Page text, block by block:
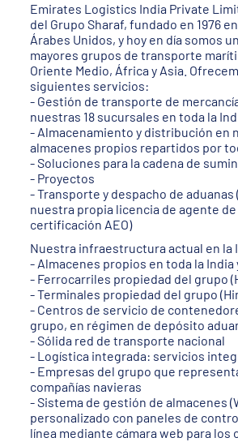
Emirates Logistics India Private
del Grupo Sharaf, fundado en 1976
Árabes Unidos, y hoy en día somos
mayores grupos de transporte
Oriente Medio, África y Asia.
siguientes servicios:
- Gestión de transporte de
nuestras 18 sucursales en toda la
- Almacenamiento y distribución en
almacenes propios repartidos por
- Soluciones para la cadena de
- Proyectos
- Transporte y despacho de
nuestra propia licencia de agente de
certificación AEO)
Nuestra infraestructura actual en la
- Almacenes propios en toda la India
- Ferrocarriles propiedad del grupo
- Terminales propiedad del grupo
- Centros de servicio de
grupo, en régimen de depósito
- Sólida red de transporte nacional
- Logística integrada: servicios
- Empresas del grupo que
compañías navieras
- Sistema de gestión de almacenes
personalizado con paneles de
línea mediante cámara web para los